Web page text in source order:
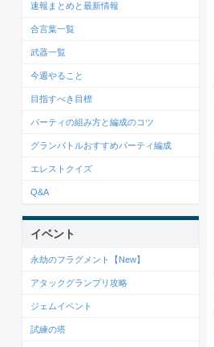
速報まとめと最新情報
合言葉一覧
武器一覧
今週やること
目指すべき目標
パーティの組み方と編成のコツ
グランバトルおすすめパーティ編成
エレストクイズ
Q&A
イベント
永劫のフラグメント【New】
アタックグランプリ攻略
ジェムイベント
試練の塔